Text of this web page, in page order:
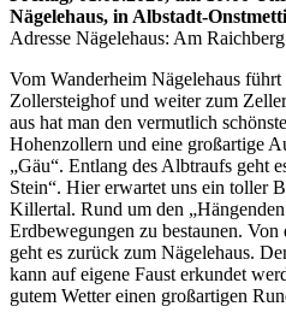
Nägelehaus, in Albstadt-
Adresse Nägelehaus: Am
Vom Wanderheim Nägelehaus
Zollersteighof und weiter zum
aus hat man den vermutlich
Hohenzollern und eine großartige
„Gäu“. Entlang des Albtraufs geht
Stein“. Hier erwartet uns ein toller
Killertal. Rund um den
Erdbewegungen zu bestaunen. Von
geht es zurück zum Nägelehaus.
kann auf eigene Faust erkundet
gutem Wetter einen großartigen